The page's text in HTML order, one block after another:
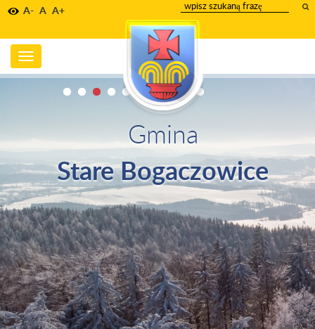
A- A A+
wpisz
szukany
tekst
Toggle
navigation
Gmina
Stare Bogaczowice